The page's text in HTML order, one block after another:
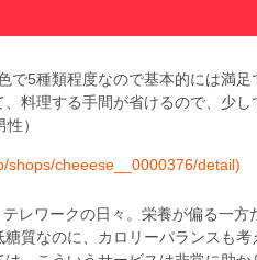
で5種類程度なので基本的には満
料理する手間が省けるので、少
）
shops/cheeese__0000376/detail)
レワークの日々。栄養が偏る一方
質なのに、カロリーバランスも考